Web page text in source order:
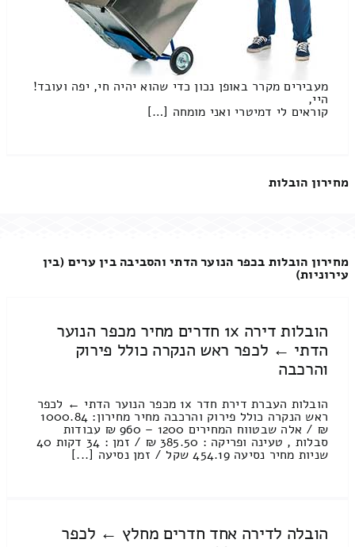
מעבירים מקרר באופן נכון כדי שהוא יהיה חי, יפה ועובד!
היי,
קוראים לי דמיטרי ואני מומחה […]
מחירון הובלות
מחירון הובלות בכפר הנוער הדתי והסביבה בין ערים (בין
עירוניות)
הובלות דירה 1x חדרים מחיר מכפר הנוער
הדתי ← לכפר ראש הנקרה כולל פירוק
והרכבה
הובלות העברת דירת חדר 1x מכפר הנוער הדתי ← לכפר
ראש הנקרה כולל פירוק והרכבה מחיר מחירון: 1000.84
₪ / אלה שבטווח המחירים 1200 – 960 ₪ עבודות
סבלות , טעינה ופריקה : 385.50 ₪ / זמן : 34 דקות 40
שניות מחיר נסיעה 454.19 שקל / זמן נסיעה [...]
הובלה לדירה אחד חדרים מחלץ ← לכפר